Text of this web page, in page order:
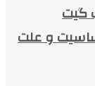
گیت
و علت